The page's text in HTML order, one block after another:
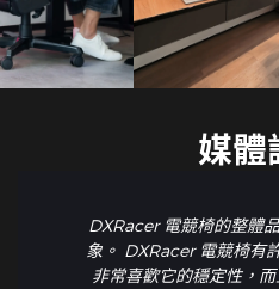
媒體
DXRacer 電競椅的整體
象。 DXRacer 電競椅有
非常喜歡它的穩定性，